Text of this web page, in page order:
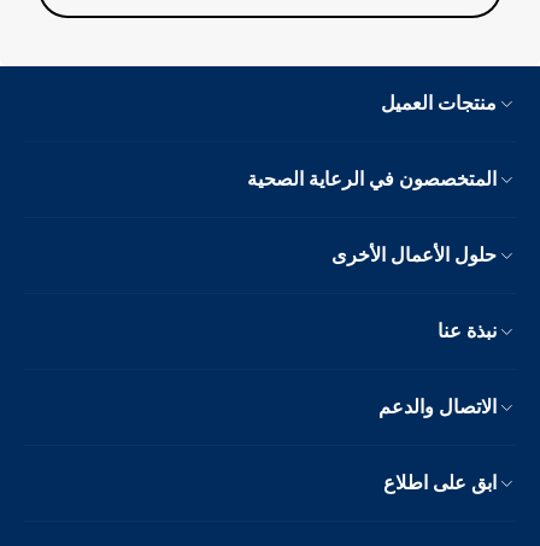
منتجات العميل
المتخصصون في الرعاية الصحية
حلول الأعمال الأخرى
نبذة عنا
الاتصال والدعم
ابق على اطلاع